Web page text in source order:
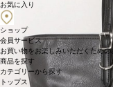
お気に入り
ショップ
会員サービス
お買い物をお楽しみいただくため
商品を探す
カテゴリーから探す
トップス